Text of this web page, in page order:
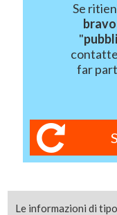
Se
"
far
Le informazioni di